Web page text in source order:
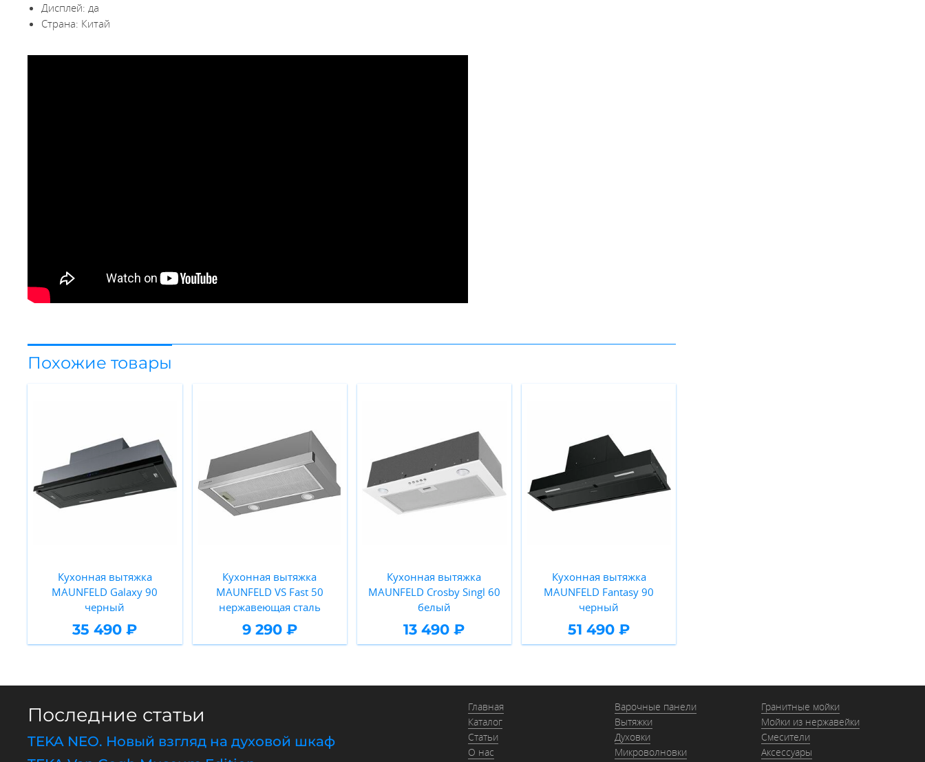
Дисплей: да
Страна: Китай
Похожие товары
Кухонная вытяжка
MAUNFELD Galaxy 90
черный
35 490 ₽
Кухонная вытяжка
MAUNFELD VS Fast 50
нержавеющая сталь
9 290 ₽
Кухонная вытяжка
MAUNFELD Crosby Singl 60
белый
13 490 ₽
Кухонная вытяжка
MAUNFELD Fantasy 90
черный
51 490 ₽
Последние статьи
TEKA NEO. Новый взгляд на духовой шкаф
Главная
Каталог
Статьи
О нас
Варочные панели
Вытяжки
Духовки
Микроволновки
Гранитные мойки
Мойки из нержавейки
Смесители
Аксессуары